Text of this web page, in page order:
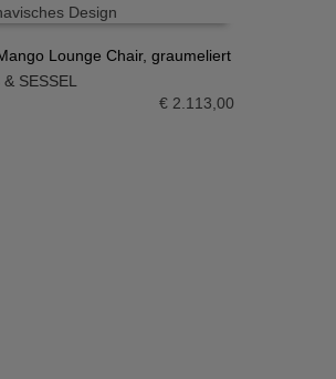
WARENKORB
Lounge Chair, graumeliert
SESSEL
€ 2.113,00